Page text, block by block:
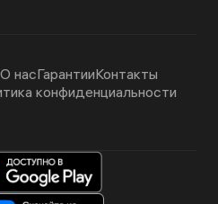
О насГарантииКонтакты
конфиденциальности